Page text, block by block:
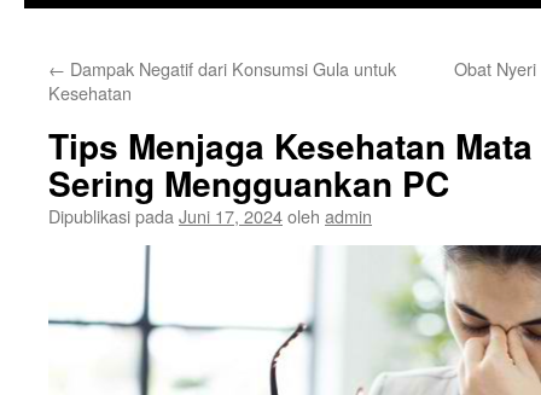
isi← Dampak Negatif dari Konsumsi Gula untuk
Kesehatan
Obat
Tips Menjaga Kesehatan
Sering Mengguankan PC
Dipublikasi pada Juni 17, 2024oleh admin